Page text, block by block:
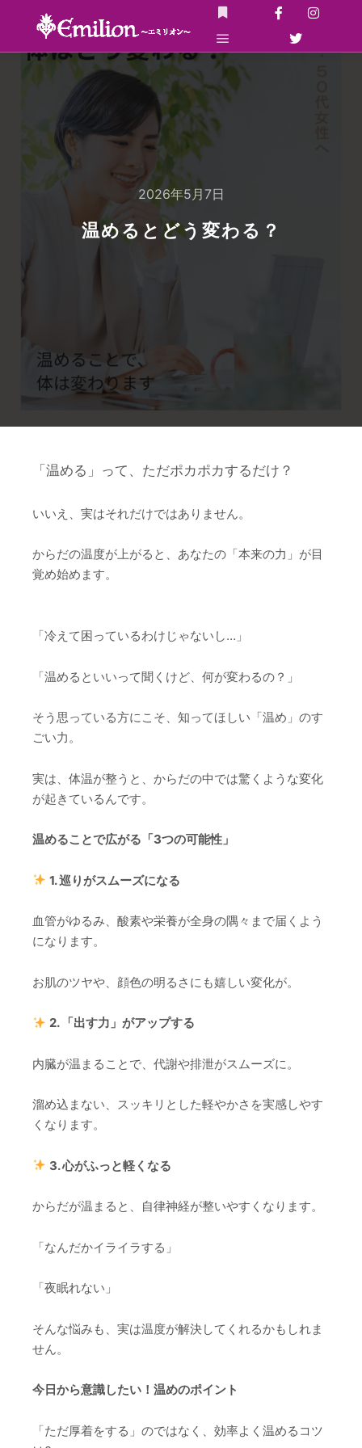
詳細
メインメニュー
2026年5月7日
温めるとどう変わる？
「温める」って、ただポカポカするだけ？
いいえ、実はそれだけではありません。
からだの温度が上がると、あなたの「本来の力」が目
覚め始めます。
「冷えて困っているわけじゃないし…」
「温めるといいって聞くけど、何が変わるの？」
そう思っている方にこそ、知ってほしい「温め」のす
ごい力。
実は、体温が整うと、からだの中では驚くような変化
が起きているんです。
温めることで広がる「3つの可能性」
1. 巡りがスムーズになる
血管がゆるみ、酸素や栄養が全身の隅々まで届くよう
になります。
お肌のツヤや、顔色の明るさにも嬉しい変化が。
2. 「出す力」がアップする
内臓が温まることで、代謝や排泄がスムーズに。
溜め込まない、スッキリとした軽やかさを実感しやす
くなります。
3. 心がふっと軽くなる
からだが温まると、自律神経が整いやすくなります。
「なんだかイライラする」
「夜眠れない」
そんな悩みも、実は温度が解決してくれるかもしれま
せん。
今日から意識したい！温めのポイント
「ただ厚着をする」のではなく、効率よく温めるコツ